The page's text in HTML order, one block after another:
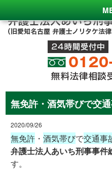
無免許・酒気帯びで交
2020/09/26
無免許 ・酒気帯びで交通事
弁護士法人あいち刑事事件
す。